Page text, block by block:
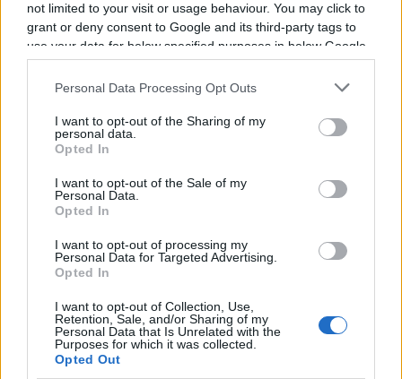
not limited to your visit or usage behaviour. You may click to
grant or deny consent to Google and its third-party tags to
use your data for below specified purposes in below Google
consent section.
Personal Data Processing Opt Outs
I want to opt-out of the Sharing of my
personal data.
Opted In
I want to opt-out of the Sale of my
Personal Data.
Opted In
I want to opt-out of processing my
Personal Data for Targeted Advertising.
Opted In
I want to opt-out of Collection, Use,
Retention, Sale, and/or Sharing of my
Personal Data that Is Unrelated with the
Purposes for which it was collected.
Opted Out
Stade Toulousain : "La Champions
Cup ne nous attend pas", Ange
Capuozzo alerte avant les Sharks
Publié 04.12 à 20h30
The Sharks Cup